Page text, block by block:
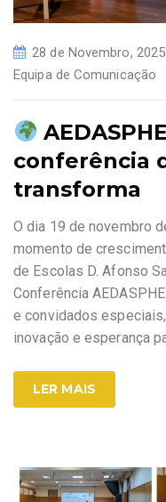
28 de Novembro, 2025
Equipa de Comunicação
conferência
transforma
O dia 19 de novembro
momento de
de Escolas D. Afonso
Conferência
e convidados
inovação e esperança
LER MAIS